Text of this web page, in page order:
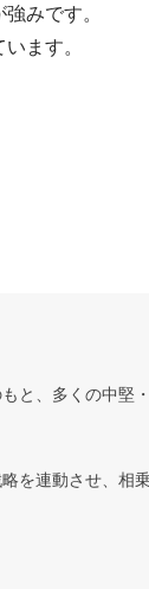
みです。
ます。
と、多くの中堅
を連動させ、相